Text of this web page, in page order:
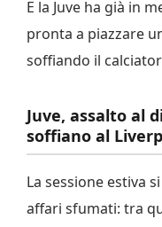
E la Juve ha già in
pronta a piazzare
soffiando il
Juve, assalto al
soffiano al
La sessione estiva
affari sfumati: tra